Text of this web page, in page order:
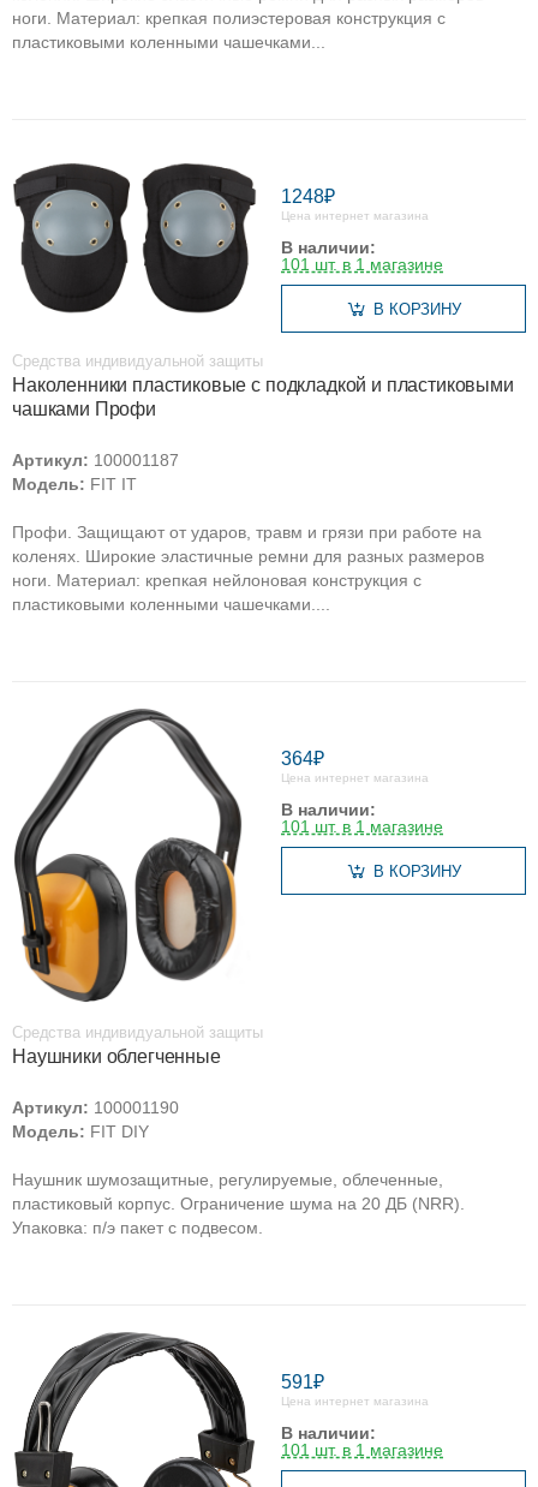
ноги. Материал: крепкая полиэстеровая конструкция с
пластиковыми коленными чашечками...
1248₽
Цена интернет магазина
В наличии:
101 шт. в 1 магазине
В КОРЗИНУ
Средства индивидуальной защиты
Наколенники пластиковые с подкладкой и пластиковыми
чашками Профи
Артикул: 100001187
Модель: FIT IT
Профи. Защищают от ударов, травм и грязи при работе на
коленях. Широкие эластичные ремни для разных размеров
ноги. Материал: крепкая нейлоновая конструкция с
пластиковыми коленными чашечками....
364₽
Цена интернет магазина
В наличии:
101 шт. в 1 магазине
В КОРЗИНУ
Средства индивидуальной защиты
Наушники облегченные
Артикул: 100001190
Модель: FIT DIY
Наушник шумозащитные, регулируемые, облеченные,
пластиковый корпус. Ограничение шума на 20 ДБ (NRR).
Упаковка: п/э пакет с подвесом.
591₽
Цена интернет магазина
В наличии:
101 шт. в 1 магазине